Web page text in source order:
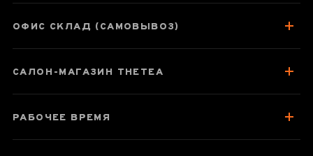
Паспорт товара
О чае
ОФИС СКЛАД (САМОВЫВОЗ)
САЛОН-МАГАЗИН THETEA
РАБОЧЕЕ ВРЕМЯ